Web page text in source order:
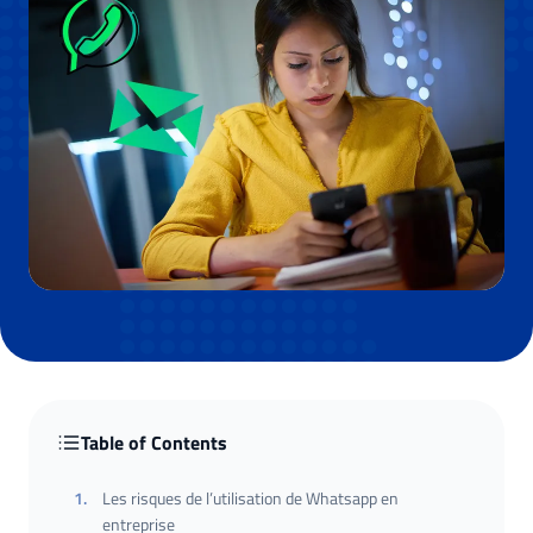
Table of Contents
1.
Les risques de l’utilisation de Whatsapp en
entreprise